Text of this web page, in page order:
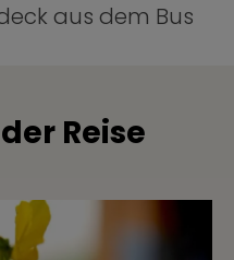
aus dem Bus
Reise